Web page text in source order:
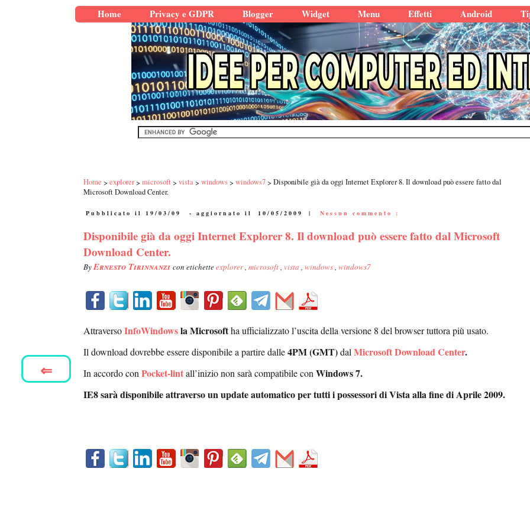
Home Privacy e GDPR Blogger Widget Menu Effetti Android
Home explorer microsoft vista windows windows7
Disponibile già da oggi Internet Explorer 8. Il download può essere fatto dal
Microsoft Download Center.
Pubblicato il 19/03/09 - aggiornato il 10/05/2009 | Nessun commento :
Disponibile già da oggi Internet Explorer 8. Il download può essere fatto dal Microsoft
Download Center.
ByErnesto Tirinnanzi con etichetteexplorer, microsoft, vista , windows, windows7
AttraversoInfoWindowsla Microsoftha ufficializzato l’uscita della versione 8 del browser tuttora più usato.
Il download dovrebbe essere disponibile a partire dalle4PM (GMT)dal Microsoft Download Center.
In accordo con Pocket-lintall’inizio non sarà compatibile con Windows 7.
IE8 sarà disponibile attraverso un update automatico per tutti i possessori di Vista alla fine di Aprile 2009.
⇐